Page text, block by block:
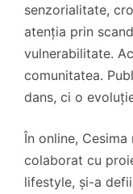
senzorialitate,
atenția prin
vulnerabilitate.
comunitatea.
dans, ci o
În online,
colaborat cu
lifestyle, și-a